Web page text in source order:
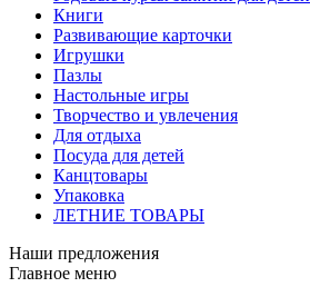
Книги
Развивающие карточки
Игрушки
Пазлы
Настольные игры
Творчество и увлечения
Для отдыха
Посуда для детей
Канцтовары
Упаковка
ЛЕТНИЕ ТОВАРЫ
Наши предложения
Главное меню